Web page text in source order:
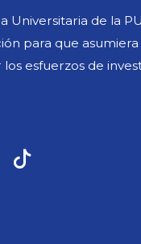
Universitaria de la
para que
esfuerzos de